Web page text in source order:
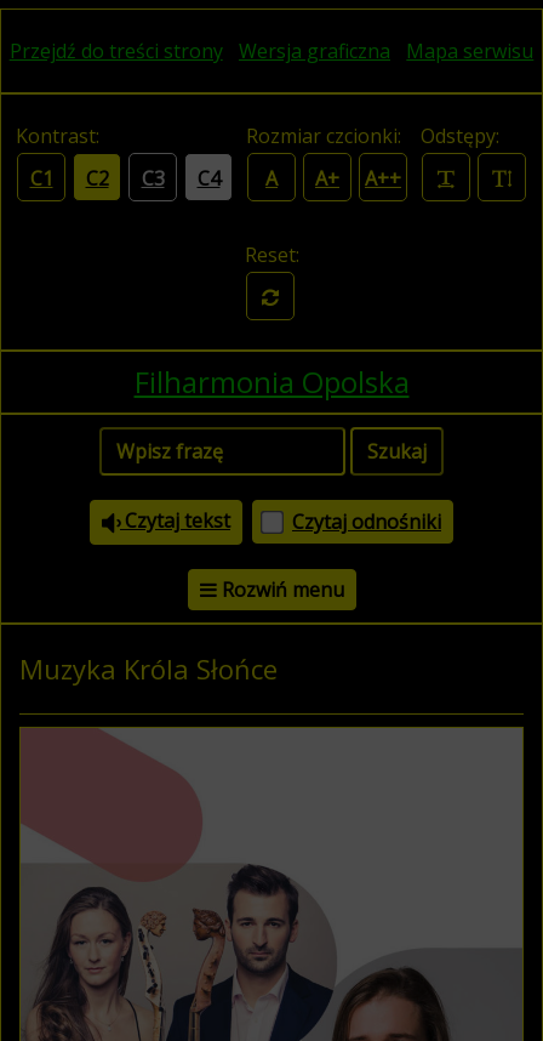
Przejdź do treści strony Wersja graficzna Mapa serwisu
Kontrast:
C1
C2 C3 C4
Rozmiar czcionki:
A
A+ A++
Odstępy:
Reset:
Filharmonia Opolska
Czytaj tekst Czytaj odnośniki
Rozwiń menu
Muzyka Króla Słońce